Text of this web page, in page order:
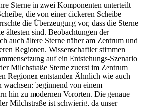
Sterne in zwei Komponenten unterteilt
die von einer dickeren Scheibe
die Überzeugung vor, dass die Sterne
ältesten sind. Beobachtungen der
auch ältere Sterne näher am Zentrum und
Regionen. Wissenschaftler stimmen
auf ein Entstehungs-Szenario
Milchstraße Sterne zuerst im Zentrum
Regionen entstanden Ähnlich wie auch
wachsen: beginnend von einem
hin zu modernen Vororten. Die genaue
Milchstraße ist schwierig, da unser